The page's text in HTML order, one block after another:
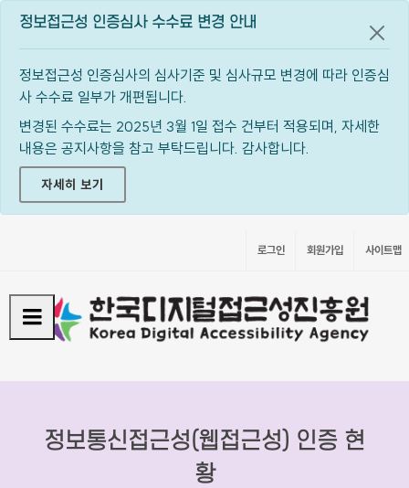
정보접근성 인증심사 수수료 변경 안내
정보접근성 인증심사의 심사기준 및 심사규모 변경에 따라 인증심
사 수수료 일부가 개편됩니다.
변경된 수수료는 2025년 3월 1일 접수 건부터 적용되며, 자세한
내용은 공지사항을 참고 부탁드립니다. 감사합니다.
자세히 보기
공지
로그인 회원가입 사이트맵
정보통신접근성(웹접근성) 인증 현
황